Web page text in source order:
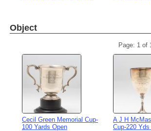
Object
Page: 1 of
Cecil Green Memorial Cup-
100 Yards Open
A J H
Cup-220 Yds